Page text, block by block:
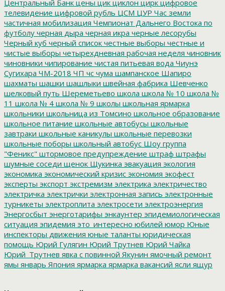
Центральный Банк цены цик циклон цирк цифровое
телевидение цифровой рубль ЦСМ ЦУР Час земли
частичная мобилизация Чемпионат Дальнего Востока по
футболу черная дыра черная икра черные лесорубы
Черный куб черный список честные выборы честные и
чистые выборы четырехдневная рабочая неделя чиновник
чиновники чипирование чистая питьевая вода Чиунэ
Сугихара ЧМ-2018 ЧП чс чума шампанское Шапиро
шахматы шашки шашлыки швейная фабрика Шевченко
шелковый путь Шереметьево школа школа № 10 школа №
11 школа № 4 школа № 9 школы школьная ярмарка
школьники школьница из Томсино школьное образование
школьное питание школьные автобусы школьные
завтраки школьные каникулы школьные перевозки
школьные поборы школьный автобус Шоу группа
"Феникс" штормовое предупреждение штраф штрафы
шумные соседи щенок Щукинка эвакуация экология
экономика экономический кризис экономия экофест
эксперты экспорт экстремизм электрика электричество
электричка электрички электронная запись электронные
турникеты электроплита электросети электроэнергия
Энергосбыт энерготарифы энкаунтер эпидемиологическая
ситуация эпидемия это_интересно юбилей юмор Юные
инспекторы движения юные таланты юридическая
помощь Юрий Гулягин Юрий Трутнев Юрий Чайка
Юрий_Трутнев явка с повинной Якунин ямочный ремонт
ямы январь Япония ярмарка ярмарка вакансий ясли ящур